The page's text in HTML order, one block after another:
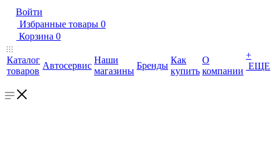
Войти
Избранные товары 0
Корзина 0
Каталог
товаров
Автосервис
Наши
магазины
Бренды
Как
купить
О
компании
+
ЕЩЕ